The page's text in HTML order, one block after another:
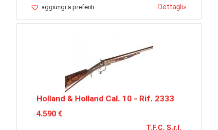
aggiungi a preferiti Dettagli»
Holland & Holland Cal. 10 - Rif. 2333
4.590 €
T.F.C. S.r.l.